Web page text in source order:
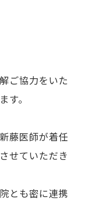
ご協力をいた
す。
藤医師が着任
せていただき
とも密に連携